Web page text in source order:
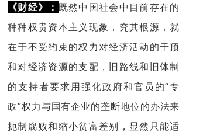
《财经》： 既然中国社会中目前存在的
种种权贵资本主义现象，究其根源，就
在于不受约束的权力对经济活动的干预
和对经济资源的支配，旧路线和旧体制
的支持者要求用强化政府和官员的“专
政”权力与国有企业的垄断地位的办法来
扼制腐败和缩小贫富差别，显然只能适